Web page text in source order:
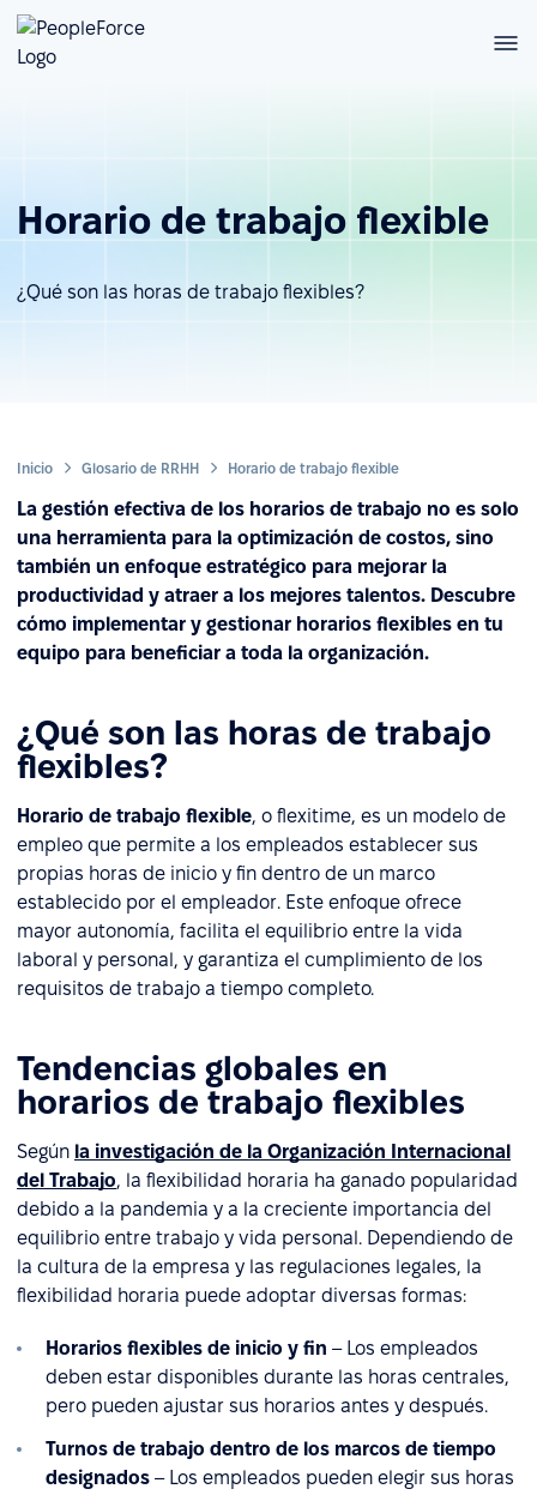
Horario de trabajo flexible
¿Qué son las horas de trabajo flexibles?
Inicio Glosario de RRHH Horario de trabajo flexible
La gestión efectiva de los horarios de trabajo no es solo
una herramienta para la optimización de costos, sino
también un enfoque estratégico para mejorar la
productividad y atraer a los mejores talentos. Descubre
cómo implementar y gestionar horarios flexibles en tu
equipo para beneficiar a toda la organización.
¿Qué son las horas de trabajo
flexibles?
Horario de trabajo flexible, o flexitime, es un modelo de
empleo que permite a los empleados establecer sus
propias horas de inicio y fin dentro de un marco
establecido por el empleador. Este enfoque ofrece
mayor autonomía, facilita el equilibrio entre la vida
laboral y personal, y garantiza el cumplimiento de los
requisitos de trabajo a tiempo completo.
Tendencias globales en
horarios de trabajo flexibles
Según la investigación de la Organización Internacional
del Trabajo, la flexibilidad horaria ha ganado popularidad
debido a la pandemia y a la creciente importancia del
equilibrio entre trabajo y vida personal. Dependiendo de
la cultura de la empresa y las regulaciones legales, la
flexibilidad horaria puede adoptar diversas formas:
Horarios flexibles de inicio y fin – Los empleados
deben estar disponibles durante las horas centrales,
pero pueden ajustar sus horarios antes y después.
Turnos de trabajo dentro de los marcos de tiempo
designados – Los empleados pueden elegir sus horas